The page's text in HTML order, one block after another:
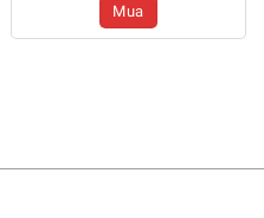
Mua